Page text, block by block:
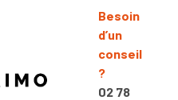
Besoin
d’un
conseil
?
02 78